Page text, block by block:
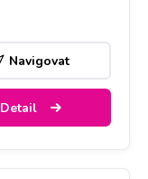
Navigovat
Detail